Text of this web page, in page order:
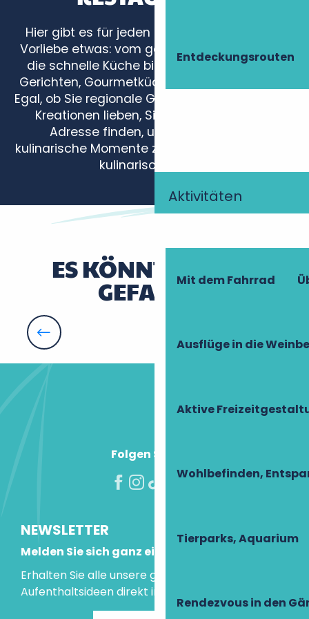
Entdeckungsrouten
Aktivitäten
Mit dem Fahrrad
Ausflüge in die
Aktive
Wohlbefinden,
Tierparks, Aquarium
Rendezvous in den
Hier gibt es für jeden Geschmack und jede
Vorliebe etwas: vom gemütlichen Bistro über
die schnelle Küche bis hin zu traditionellen
Gerichten, Gourmetküche oder Spezialitäten.
Egal, ob Sie regionale Gerichte oder innovative
Kreationen lieben, Sie werden die ideale
Adresse finden, um in der Touraine
kulinarische Momente zu genießen. Eine echte
kulinarische Reise!
La Belle Vue - Le Rooftop
Restaurant Jaspe
Terre de Loire
Auberge de Beaumarchais
La Boulaye
Auberge de Montpoupon
Auberge de la Treille
Hôtellerie du Cheval Blanc
ES KÖNNTE IHNEN
GEFALLEN
Agenda für Naturausflüge
Folgen Sie uns!
NEWSLETTER
Melden Sie sich ganz einfach an!
Erhalten Sie alle unsere guten Tipps und
Aufenthaltsideen direkt in Ihre Mailbox.